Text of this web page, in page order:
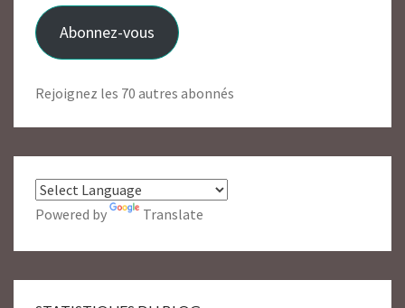
mail
Abonnez-vous
Rejoignez les 70 autres abonnés
Powered by Translate